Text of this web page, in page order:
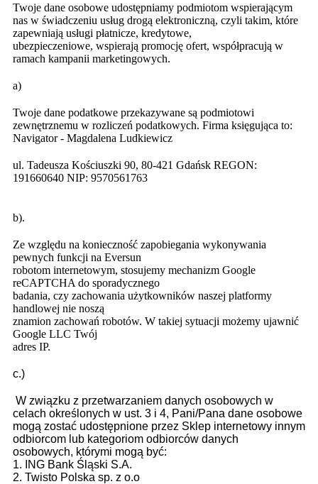
Twoje dane osobowe udostępniamy podmiotom wspierającym
nas w świadczeniu usług drogą elektroniczną, czyli takim, które
zapewniają usługi płatnicze, kredytowe,
ubezpieczeniowe, wspierają promocję ofert, współpracują w
ramach kampanii marketingowych.
a)
Twoje dane podatkowe przekazywane są podmiotowi
zewnętrznemu w rozliczeń podatkowych. Firma księgująca to:
Navigator - Magdalena Ludkiewicz
ul. Tadeusza Kościuszki 90, 80-421 Gdańsk REGON:
191660640 NIP: 9570561763
b).
Ze względu na konieczność zapobiegania wykonywania
pewnych funkcji na Eversun
robotom internetowym, stosujemy mechanizm Google
reCAPTCHA do sporadycznego
badania, czy zachowania użytkowników naszej platformy
handlowej nie noszą
znamion zachowań robotów. W takiej sytuacji możemy ujawnić
Google LLC Twój
adres IP.
c.)
W związku z przetwarzaniem danych osobowych w
celach określonych w ust. 3 i 4, Pani/Pana dane osobowe
mogą zostać udostępnione przez Sklep internetowy innym
odbiorcom lub kategoriom odbiorców danych
osobowych, którymi mogą być:
1. ING Bank Śląski S.A.
2. Twisto Polska sp. z o.o